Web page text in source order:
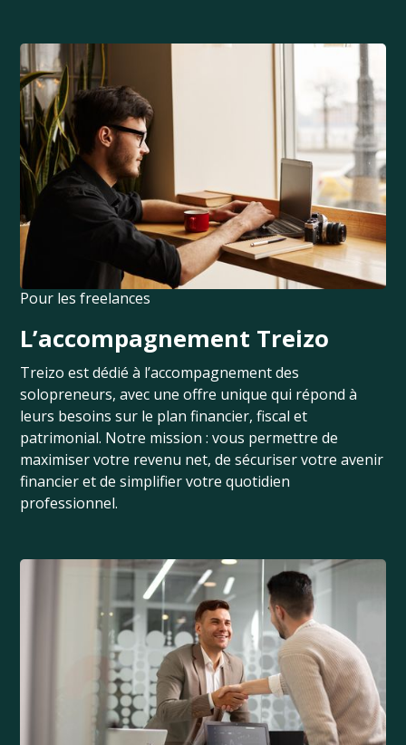
Pour les freelances
L’accompagnement Treizo
Treizo est dédié à l’accompagnement des
solopreneurs, avec une offre unique qui répond à
leurs besoins sur le plan financier, fiscal et
patrimonial. Notre mission : vous permettre de
maximiser votre revenu net, de sécuriser votre avenir
financier et de simplifier votre quotidien
professionnel.